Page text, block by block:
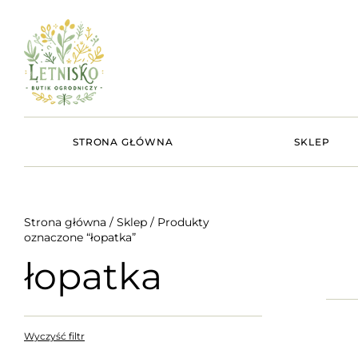
STRONA GŁÓWNA SKLEP
Strona główna / Sklep / Produkty
oznaczone “łopatka”
łopatka
Wyczyść filtr